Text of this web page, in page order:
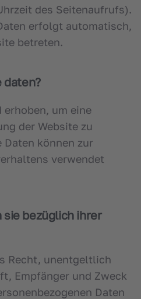
des Seitenaufrufs).
erfolgt automatisch,
betreten.
daten?
erhoben, um eine
der Website zu
Daten können zur
verwendet
bezüglich ihrer
Recht, unentgeltlich
Empfänger und Zweck
Daten